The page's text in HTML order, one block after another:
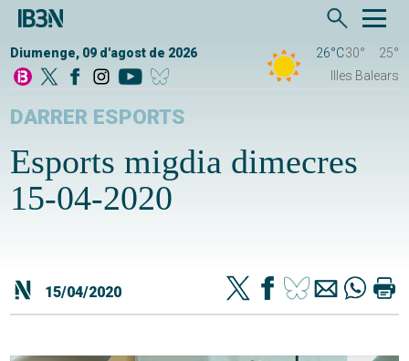
Diumenge, 09 d'agost de 2026 26°C30°
25°
Illes Balears
DARRER ESPORTS
Esports migdia dimecres
15-04-2020
15/04/2020